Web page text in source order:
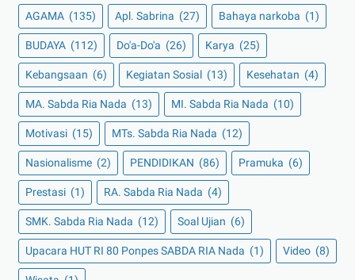
AGAMA (135) Apl. Sabrina (27) Bahaya narkoba (1)
BUDAYA (112) Do'a-Do'a (26) Karya (25)
Kebangsaan (6) Kegiatan Sosial (13) Kesehatan (4)
MA. Sabda Ria Nada (13) MI. Sabda Ria Nada (10)
Motivasi (15) MTs. Sabda Ria Nada (12)
Nasionalisme (2) PENDIDIKAN (86) Pramuka (6)
Prestasi (1) RA. Sabda Ria Nada (4)
SMK. Sabda Ria Nada (12) Soal Ujian (6)
Upacara HUT RI 80 Ponpes SABDA RIA Nada (1) Video (8)